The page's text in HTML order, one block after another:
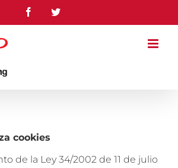
FacebookTwitter
cookies
de la Ley 34/2002 de 11 de julio